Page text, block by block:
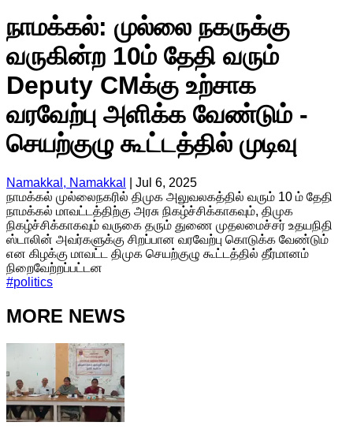
நாமக்கல்: முல்லை நகருக்கு
வருகின்ற 10ம் தேதி வரும்
Deputy CMக்கு உற்சாக
வரவேற்பு அளிக்க வேண்டும் -
செயற்குழு கூட்டத்தில் முடிவு
Namakkal, Namakkal
Jul 6, 2025
நாமக்கல் முல்லைநகரில் திமுக அலுவலகத்தில் வரும் 10 ம் தேதி
நாமக்கல் மாவட்டத்திற்கு அரசு நிகழ்ச்சிக்காகவும், திமுக
நிகழ்ச்சிக்காகவும் வருகை தரும் துணை முதலமைச்சர் உதயநிதி
ஸ்டாலின் அவர்களுக்கு சிறப்பான வரவேற்பு கொடுக்க வேண்டும்
என கிழக்கு மாவட்ட திமுக செயற்குழு கூட்டத்தில் தீர்மானம்
நிறைவேற்றப்பட்டன
#politics
MORE NEWS